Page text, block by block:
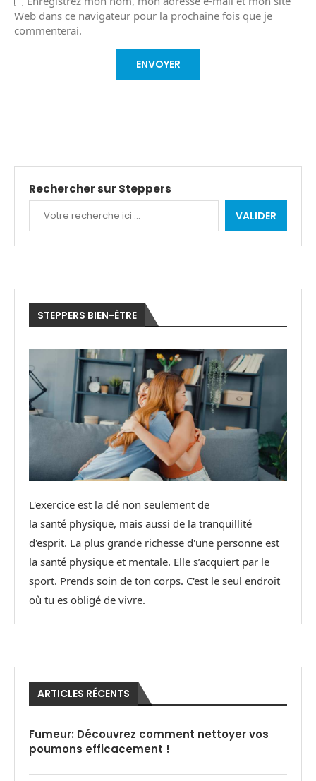
Web dans ce navigateur pour la prochaine fois que je
commenterai.
Rechercher sur Steppers
VALIDER
STEPPERS BIEN-ÊTRE
L'exercice est la clé non seulement de
la santé physique, mais aussi de la tranquillité
d'esprit. La plus grande richesse d'une personne est
la santé physique et mentale. Elle s’acquiert par le
sport. Prends soin de ton corps. C'est le seul endroit
où tu es obligé de vivre.
ARTICLES RÉCENTS
Fumeur: Découvrez comment nettoyer vos
poumons efficacement !